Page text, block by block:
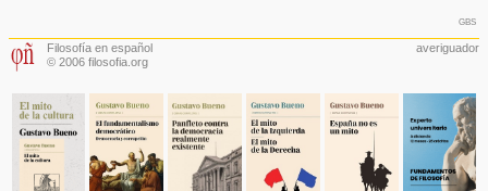
gbs
Filosofía en español
© 2006 filosofia.org
averiguador